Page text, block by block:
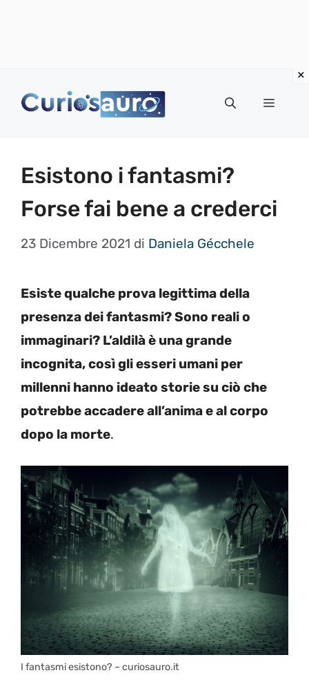
Menu
Esistono i fantasmi?
Forse fai bene a crederci
23 Dicembre 2021 di Daniela Gécchele
Esiste qualche prova legittima della
presenza dei fantasmi? Sono reali o
immaginari? L’aldilà è una grande
incognita, così gli esseri umani per
millenni hanno ideato storie su ciò che
potrebbe accadere all’anima e al corpo
dopo la morte.
I fantasmi esistono? – curiosauro.it